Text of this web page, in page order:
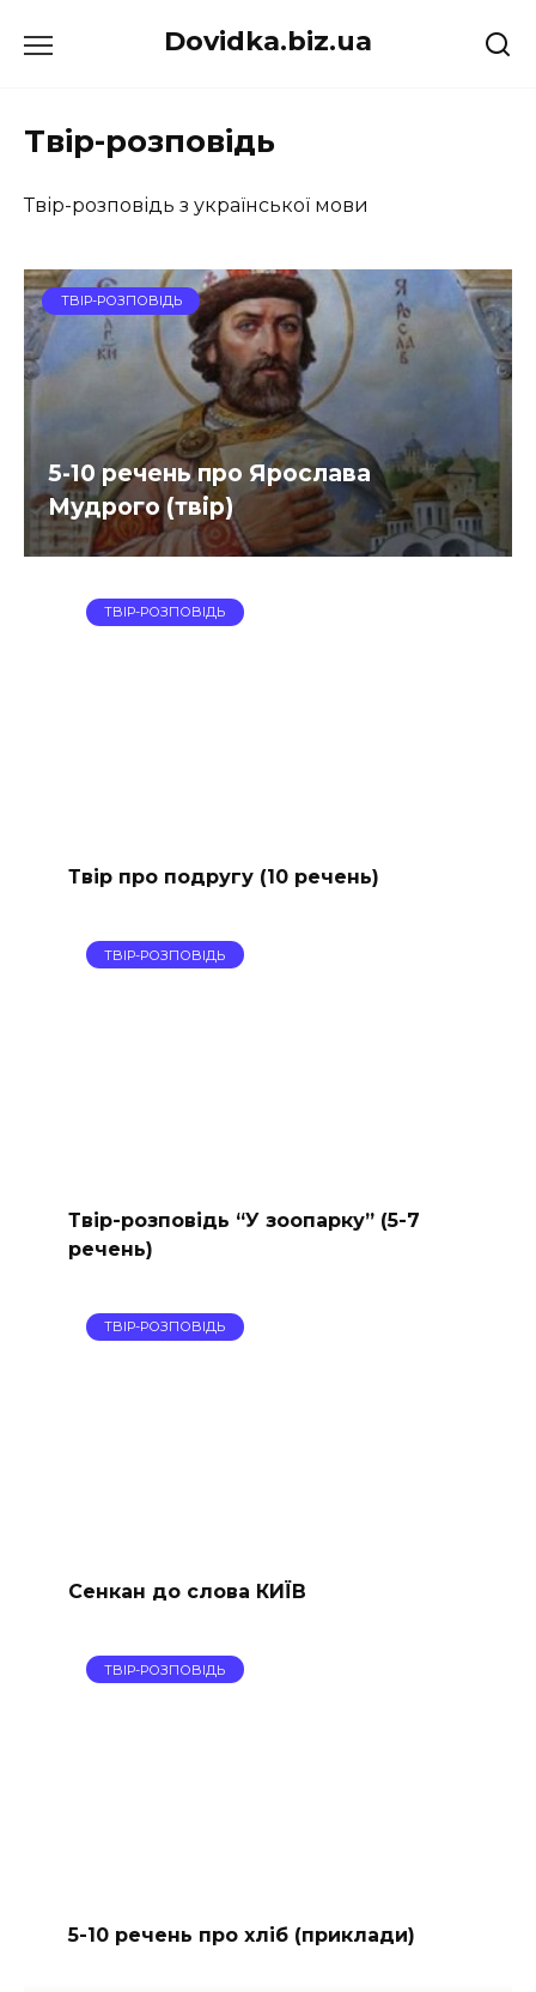
до
Dovidka.biz.ua
Твір-розповідь
Твір-розповідь з української мови
ТВІР-РОЗПОВІДЬ
5-10 речень про Ярослава
Мудрого (твір)
ТВІР-РОЗПОВІДЬ
Твір про подругу (10 речень)
ТВІР-РОЗПОВІДЬ
Твір-розповідь “У зоопарку” (5-7
речень)
ТВІР-РОЗПОВІДЬ
Сенкан до слова КИЇВ
ТВІР-РОЗПОВІДЬ
5-10 речень про хліб (приклади)